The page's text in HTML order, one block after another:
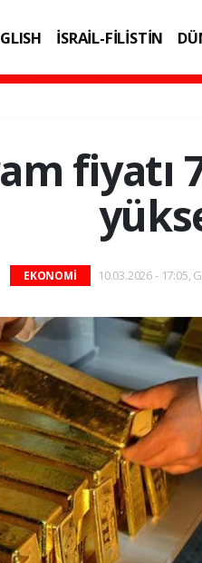
İSRAİL-FİLİSTİN
fiyatı
EKONOMİ 10.03.2026 - 17:05,